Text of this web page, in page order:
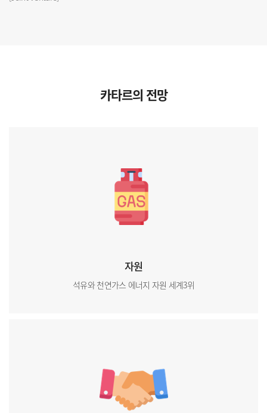
카타르의 전망
자원
석유와 천연가스 에너지 자원 세계3위